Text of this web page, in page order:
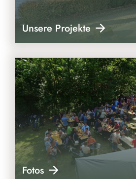
Unsere Projekte
Fotos